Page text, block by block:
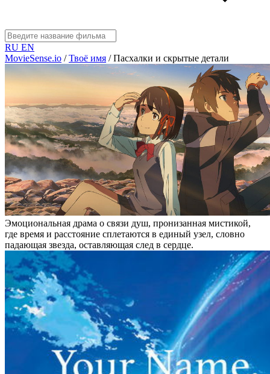
RU EN
MovieSense.io / Твоё имя / Пасхалки и скрытые детали
Эмоциональная драма о связи душ, пронизанная мистикой,
где время и расстояние сплетаются в единый узел, словно
падающая звезда, оставляющая след в сердце.